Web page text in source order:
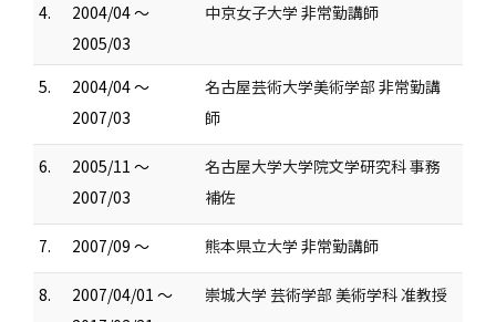
4.
2004/04 ～
2005/03
中京女子大学 非常勤講師
5.
2004/04 ～
2007/03
名古屋芸術大学美術学部 非常勤講
師
6.
2005/11 ～
2007/03
名古屋大学大学院文学研究科 事務
補佐
7. 2007/09 ～ 熊本県立大学 非常勤講師
8.
2007/04/01 ～
崇城大学 芸術学部 美術学科 准教授